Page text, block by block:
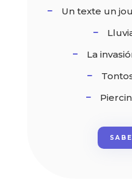
Un texte un
La